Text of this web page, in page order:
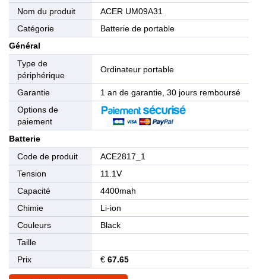
Nom du produit
ACER UM09A31
Catégorie
Batterie de portable
Général
Type de
périphérique
Ordinateur portable
Garantie
1 an de garantie, 30 jours remboursé
Options de
paiement
Batterie
Code de produit
ACE2817_1
Tension
11.1V
Capacité
4400mah
Chimie
Li-ion
Couleurs
Black
Taille
Prix
€ 67.65